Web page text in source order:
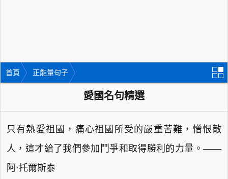
首頁 正能量句子
愛國名句精選
只有熱愛祖國，痛心祖國所受的嚴重苦難，憎恨敵
人，這才給了我們參加鬥爭和取得勝利的力量。——
阿·托爾斯泰